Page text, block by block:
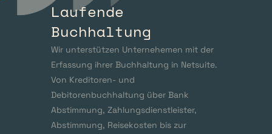
Laufende
Buchhaltung
Wir unterstützen Unternehemen mit der
Erfassung ihrer Buchhaltung in Netsuite.
Von Kreditoren- und
Debitorenbuchhaltung über Bank
Abstimmung, Zahlungsdienstleister,
Abstimmung, Reisekosten bis zur